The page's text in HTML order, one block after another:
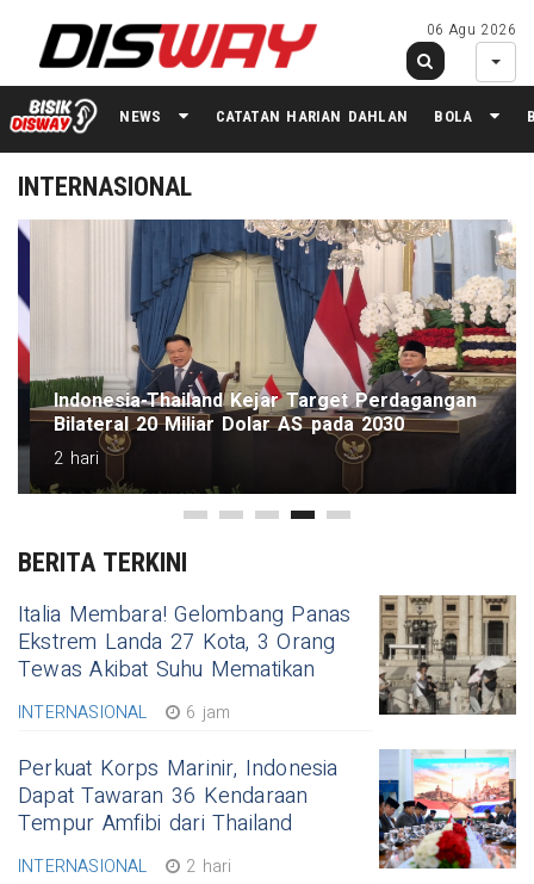
06 Agu 2026
NEWS CATATAN HARIAN DAHLAN BOLA
INTERNASIONAL
Indonesia-Thailand Kejar Target Perdagangan
Bilateral 20 Miliar Dolar AS pada 2030
2 hari
BERITA TERKINI
Italia Membara! Gelombang Panas
Ekstrem Landa 27 Kota, 3 Orang
Tewas Akibat Suhu Mematikan
INTERNASIONAL 6 jam
Perkuat Korps Marinir, Indonesia
Dapat Tawaran 36 Kendaraan
Tempur Amfibi dari Thailand
INTERNASIONAL 2 hari